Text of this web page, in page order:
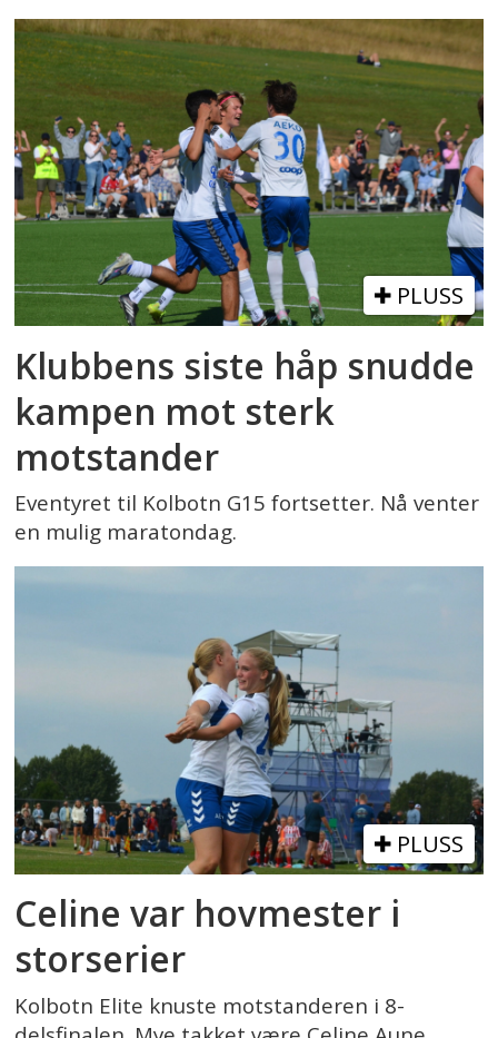
PLUSS
Klubbens siste håp snudde
kampen mot sterk
motstander
Eventyret til Kolbotn G15 fortsetter. Nå venter
en mulig maratondag.
PLUSS
Celine var hovmester i
storserier
Kolbotn Elite knuste motstanderen i 8-